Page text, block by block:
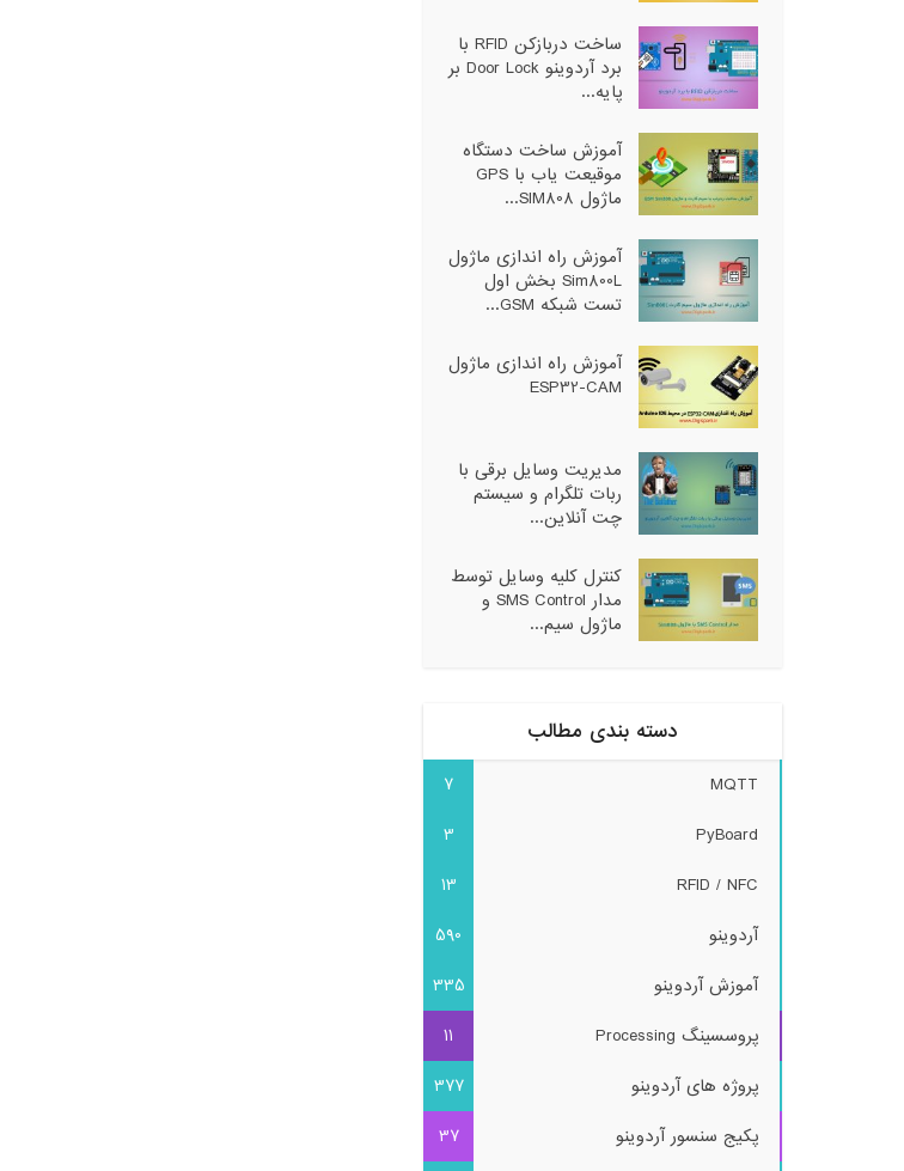
ساخت دربازکن RFID با
برد آردوینو Door Lock بر
پایه...
آموزش ساخت دستگاه
موقیعت یاب با GPS
ماژول SIM808...
آموزش راه اندازی ماژول
Sim800L بخش اول
تست شبکه GSM...
آموزش راه اندازی ماژول
ESP32-CAM
مدیریت وسایل برقی با
ربات تلگرام و سیستم
چت آنلاین...
کنترل کلیه وسایل توسط
مدار SMS Control و
ماژول سیم...
دسته بندی مطالب
MQTT
7
PyBoard
3
RFID / NFC
13
آردوینو
590
آموزش آردوینو
335
پروسسینگ Processing
11
پروژه های آردوینو
377
پکیج سنسور آردوینو
37